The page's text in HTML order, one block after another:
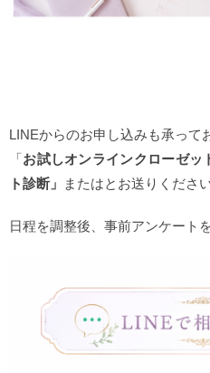
LINEからのお申し込みも承って
「お試しオンラインクローゼッ
ト診断」
またはとお送りください
日程を調整後、事前アンケート